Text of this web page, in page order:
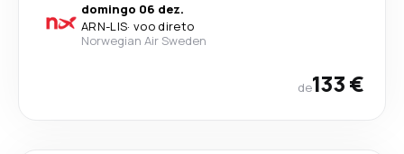
domingo 06 dez.
ARN-LIS· voo direto
Norwegian Air Sweden
de133 €